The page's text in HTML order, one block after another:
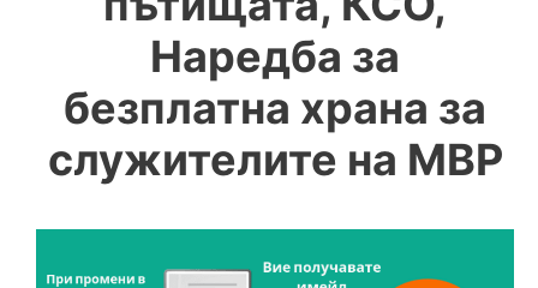
Наредба за
безплатна храна за
служителите на МВР